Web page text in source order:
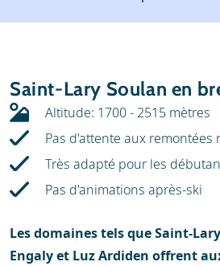
Location
Location de ski
Saint-Lary Soulan en
Altitude: 1700 - 2515 mètres
Pas d'attente aux remontées
Très adapté pour les
Pas d'animations après-ski
Les domaines tels que Saint-
Engaly et Luz Ardiden offrent